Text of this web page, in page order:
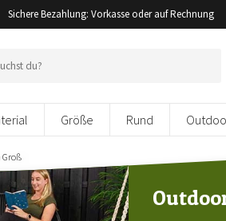
Sichere Bezahlung: Vorkasse oder auf Rechnung
Größe Rund
Groß